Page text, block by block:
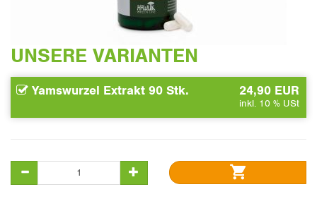
UNSERE VARIANTEN
Yamswurzel Extrakt 90 Stk. 24,90 EUR
inkl. 10 % USt